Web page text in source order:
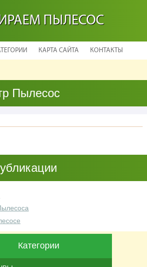
ПЫЛЕСОС
КАРТА САЙТА КОНТАКТЫ
Пылесос
Категории